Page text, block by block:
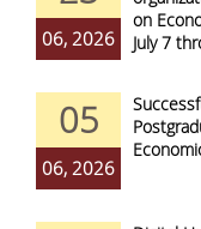
06, 2026
on
July 7
05
06, 2026